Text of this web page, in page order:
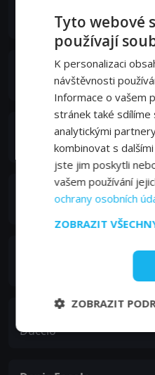
Général Giacomo Votta
Pia Lanciotti
Marisa
Alessio Praticò
Irena Goloubeva
Duccio
Tyto webové
používají
K personalizaci
návštěvnosti
Informace o vašem
stránek také sdílíme
analytickými
kombinovat s
jste jim poskytli
vašem používání
ochrany osobních
ZOBRAZIT
ZOBRAZIT